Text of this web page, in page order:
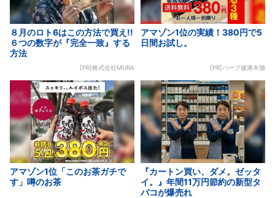
８月のロト6はこの方法で買え!!
６つの数字が『完全一致』する
方法
[PR]株式会社MURA
アマゾン1位の実績！380円で5
日間お試し。
[PR]ハーブ健康本舗
アマゾン1位「このお茶ガチで
す」噂のお茶
『カートン買い、ダメ。ゼッタ
イ。』年間11万円節約の新型タ
バコが爆売れ